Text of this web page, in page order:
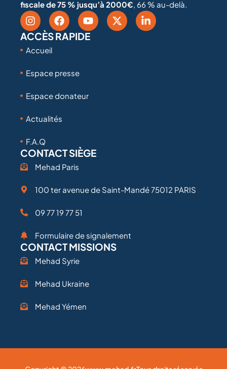
fiscale de 75 % jusqu’à 2000€, 66 % au-delà.
ACCÈS RAPIDE
Accueil
Espace presse
Espace donateur
Actualités
F.A.Q
CONTACT SIÈGE
Mehad Paris
100 ter avenue de Saint-Mandé 75012 PARIS
09 77 19 77 51
Formulaire de signalement
CONTACT MISSIONS
Mehad Syrie
Mehad Ukraine
Mehad Yémen